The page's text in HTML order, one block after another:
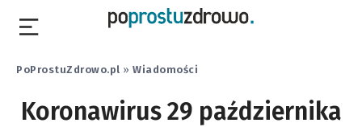
PoProstuZdrowo.pl » Wiadomości
Koronawirus 29 października